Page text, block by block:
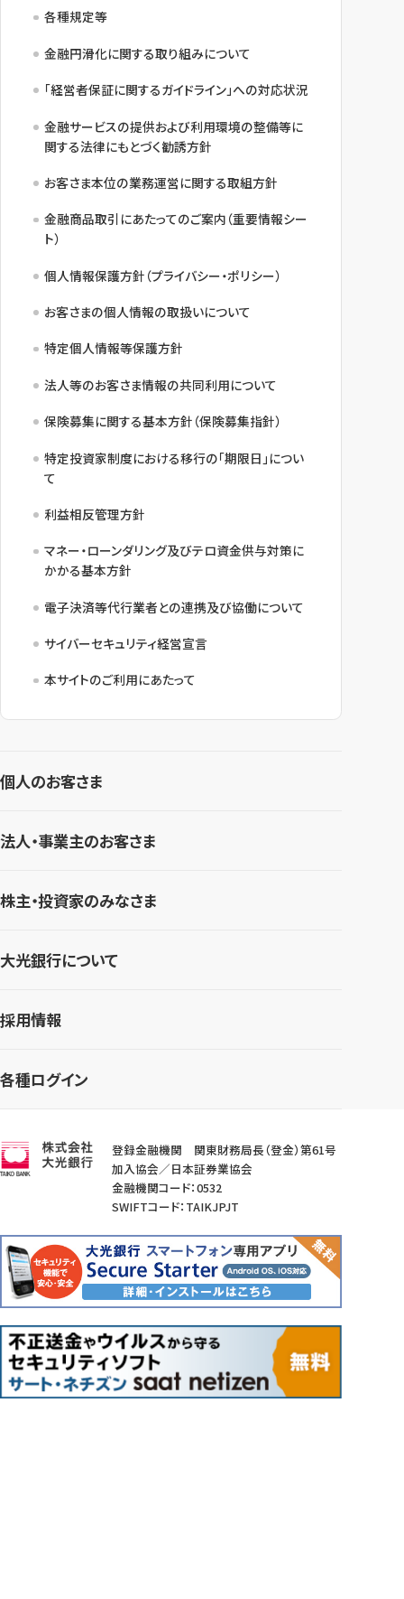
各種規定等
金融円滑化に関する取り組みについて
「経営者保証に関するガイドライン」への対応状況
金融サービスの提供および利用環境の整備等に
関する法律にもとづく勧誘方針
お客さま本位の業務運営に関する取組方針
金融商品取引にあたってのご案内（重要情報シー
ト）
個人情報保護方針（プライバシー・ポリシー）
お客さまの個人情報の取扱いについて
特定個人情報等保護方針
法人等のお客さま情報の共同利用について
保険募集に関する基本方針（保険募集指針）
特定投資家制度における移行の「期限日」につい
て
利益相反管理方針
マネー・ローンダリング及びテロ資金供与対策に
かかる基本方針
電子決済等代行業者との連携及び協働について
サイバーセキュリティ経営宣言
本サイトのご利用にあたって
個人のお客さま
法人・事業主のお客さま
株主・投資家のみなさま
大光銀行について
採用情報
各種ログイン
登録金融機関 関東財務局長（登金）第61号
加入協会／日本証券業協会
金融機関コード：0532
SWIFTコード：TAIKJPJT